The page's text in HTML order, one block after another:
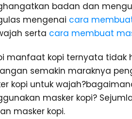
badan dan
mengenai cara
serta cara membuat
manfaat kopi ternyata tidak
semakin maraknya
kopi untuk
masker kopi?
masker kopi.